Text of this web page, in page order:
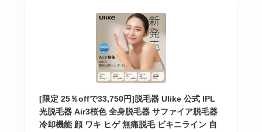
[限定 25％offで33,750円]脱毛器 Ulike 公式 IPL
光脱毛器 Air3桜色 全身脱毛器 サファイア脱毛器
冷却機能 顔 ワキ ヒゲ 無痛脱毛 ビキニライン 自